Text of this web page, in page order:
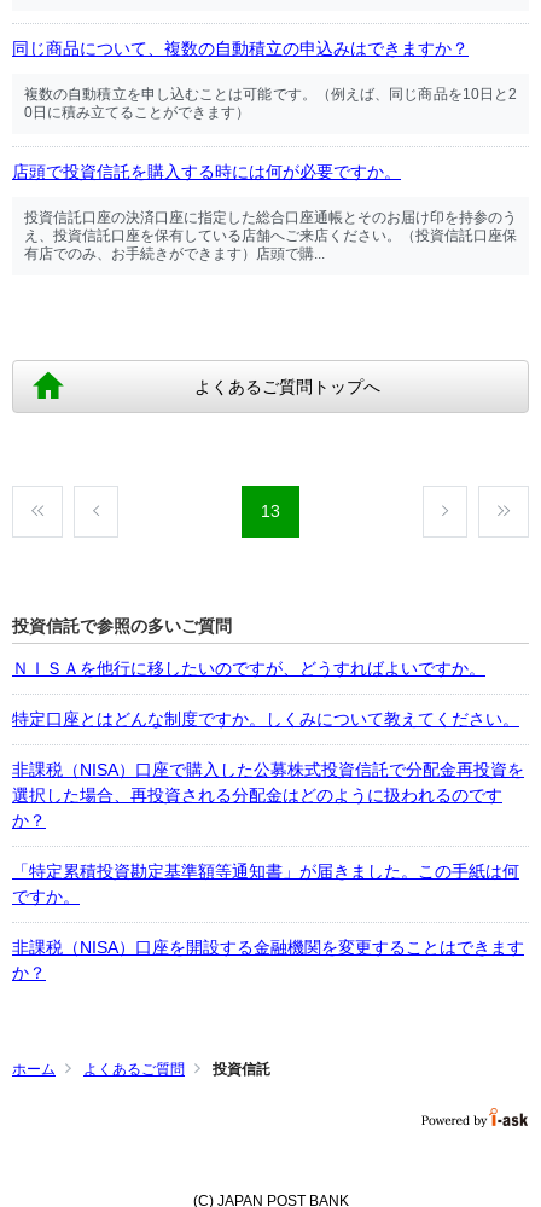
同じ商品について、複数の自動積立の申込みはできますか？
複数の自動積立を申し込むことは可能です。（例えば、同じ商品を10日と2
0日に積み立てることができます）
店頭で投資信託を購入する時には何が必要ですか。
投資信託口座の決済口座に指定した総合口座通帳とそのお届け印を持参のう
え、投資信託口座を保有している店舗へご来店ください。（投資信託口座保
有店でのみ、お手続きができます）店頭で購...
よくあるご質問トップへ
13
投資信託で参照の多いご質問
ＮＩＳＡを他行に移したいのですが、どうすればよいですか。
特定口座とはどんな制度ですか。しくみについて教えてください。
非課税（NISA）口座で購入した公募株式投資信託で分配金再投資を
選択した場合、再投資される分配金はどのように扱われるのです
か？
「特定累積投資勘定基準額等通知書」が届きました。この手紙は何
ですか。
非課税（NISA）口座を開設する金融機関を変更することはできます
か？
ホーム よくあるご質問 投資信託
(C) JAPAN POST BANK